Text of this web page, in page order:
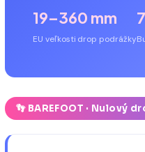
19–36
EU veľkosti
0 mm
drop podrážky
👣 BAREFOOT · Nulový